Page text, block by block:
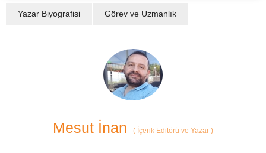
Yazar Biyografisi Görev ve Uzmanlık
Mesut İnan ( İçerik Editörü ve Yazar )